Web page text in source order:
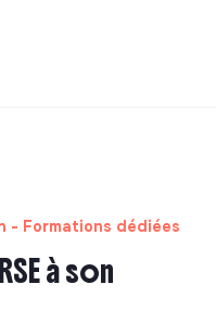
- Formations dédiées
à son